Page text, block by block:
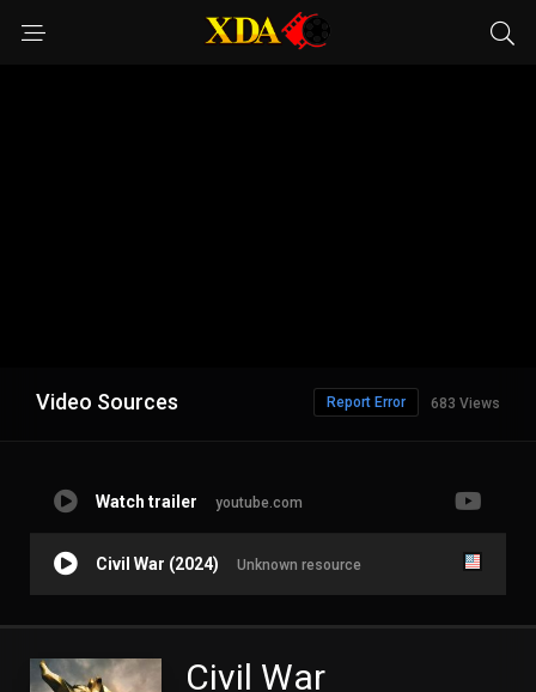
Video Sources 683 Views
Report Error
Watch trailer youtube.com
Civil War (2024) Unknown resource
Civil War